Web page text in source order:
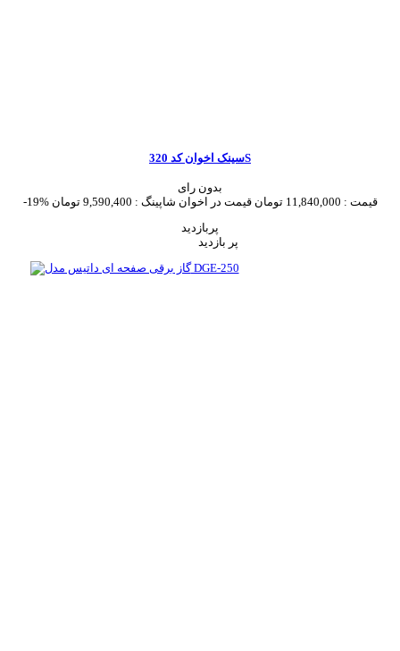
سینک اخوان کد 320S
بدون رای
-19%
قیمت : 11,840,000 تومان قیمت در اخوان شاپینگ : 9,590,400 تومان
پربازدید
پر بازدید